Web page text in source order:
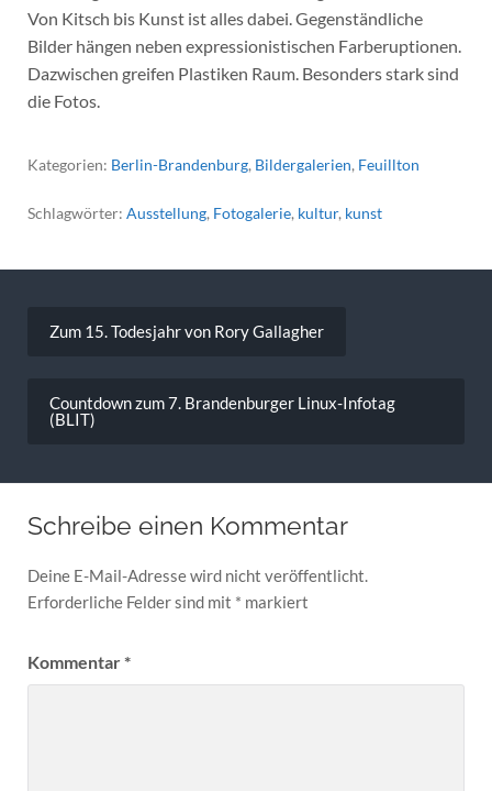
Von Kitsch bis Kunst ist alles dabei. Gegenständliche
Bilder hängen neben expressionistischen Farberuptionen.
Dazwischen greifen Plastiken Raum. Besonders stark sind
die Fotos.
Kategorien: Berlin-Brandenburg, Bildergalerien, Feuillton
Schlagwörter: Ausstellung, Fotogalerie, kultur, kunst
Zum 15. Todesjahr von Rory Gallagher
Countdown zum 7. Brandenburger Linux-Infotag
(BLIT)
Schreibe einen Kommentar
Deine E-Mail-Adresse wird nicht veröffentlicht.
Erforderliche Felder sind mit * markiert
Kommentar*